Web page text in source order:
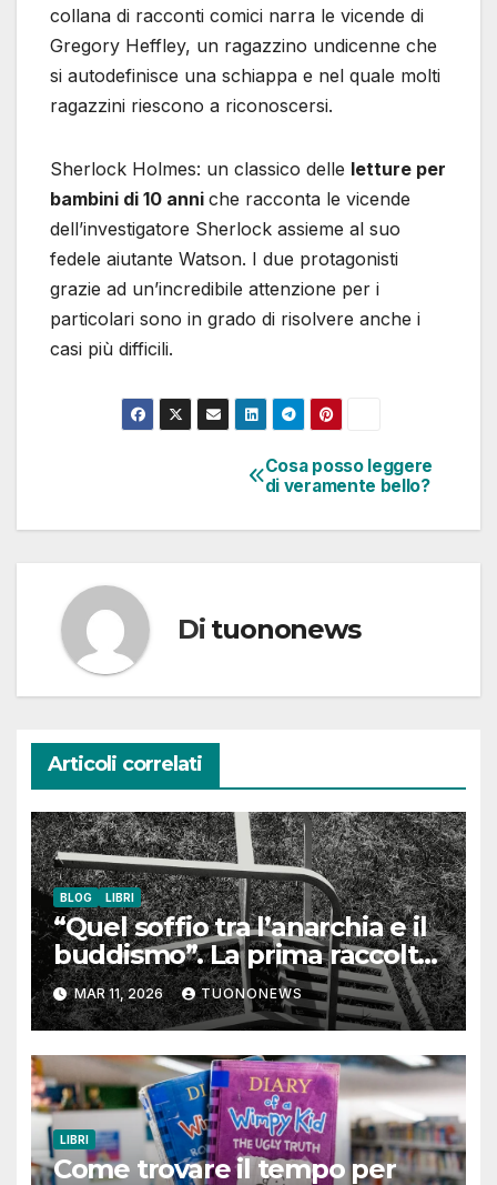
collana di racconti comici narra le vicende di
Gregory Heffley, un ragazzino undicenne che
si autodefinisce una schiappa e nel quale molti
ragazzini riescono a riconoscersi.
Sherlock Holmes: un classico delle letture per
bambini di 10 anni che racconta le vicende
dell’investigatore Sherlock assieme al suo
fedele aiutante Watson. I due protagonisti
grazie ad un’incredibile attenzione per i
particolari sono in grado di risolvere anche i
casi più difficili.
Navigazione
articoli
Cosa posso leggere
di veramente bello?
Di tuononews
Articoli correlati
BLOG LIBRI
“Quel soffio tra l’anarchia e il
buddismo”. La prima raccolta
poetica di Paolo Modolo
MAR 11, 2026 TUONONEWS
LIBRI
Come trovare il tempo per